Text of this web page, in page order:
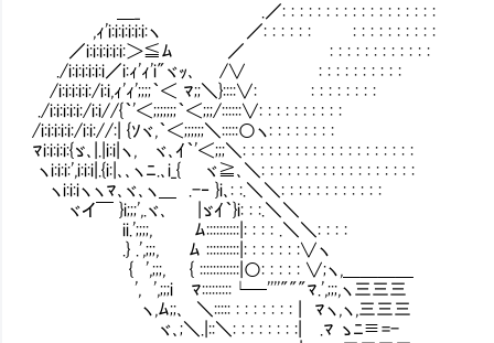
＿_ .／: : : : : : : : : : : : : : : : : :
,ｨ'i:i:i:i:i:i:ヽ ／: : : : : : : : : : : : : : : :
／i:i:i:i:i:i:＞≦ﾑ ／ : : : : : : : : : : : :
./i:i:i:i:i:i／i:ｨ'ｨ'i"ヾｯ､ /∨ : : : : : : : : : :
/i:i:i:i:i:/i:i,ｨ'ｨ';;;;｀＜ ﾏ;;＼}::::∨: : : : : : : : :
./i:i:i:i:i:/i:i//{｀'＜;;;;;;;｀＜;;;/::::::∨: : : : : : : : : :
/i:i:i:i:i:/i:i://:| {ｿヾ,｀＜;;;;;;＼:::::○ヽ: : : : : : : : おおっ
ﾏi:i:i:i:{ゞ､|.|i:i|ヽ, ヾ､ｲ｀'＜;;;＼: : : : : : : : : : : : : : : : : : : :
ヽi:i:i:',i:i:i|.{i:|､､ヽﾆ.､i_{ ヾ≧､＼: : : : : : : : : : : : : : : : :
ヽi:i:iヽヽﾏ､ヾ､ヽ＿ .-‐ }i､: :.＼＼: : : : : : : : : : : :
ヾイ￣ }i;;;',.ヾ､ |ゞｲ｀}i: : :.＼＼
ii.';;;;, ﾑ::::::::::|: : : : .＼＼: : : :
.} .',;;;, ﾑ ::::::::::|: : : : : : :∨ヽ
{ ',;;;, { ::::::::::::|○: : : : : ∨;ヽ,＿＿＿＿
', ',;;;i ﾏ:::::::::└─''''"""ﾏ.',;;;,ヽ三三三
ヽ,ﾑ;;､ ＼::::: : : : : : : : | ﾏヽ,ヽ,三三三
ヾ､;＼.|::＼: : : : : : : :| .ﾏ ゝﾆ≡=-